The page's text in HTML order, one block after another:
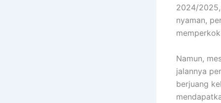
2024/
nyaman,
Namun,
jalannya
berjuang